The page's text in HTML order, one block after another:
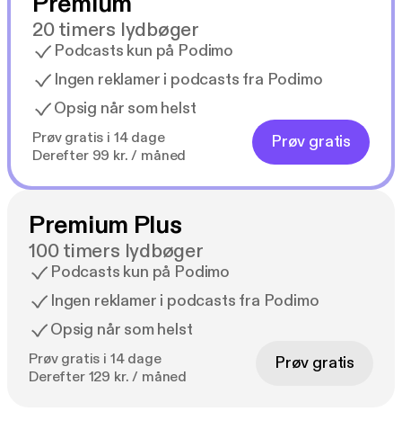
20 timers lydbøger
Podcasts kun på Podimo
Ingen reklamer i podcasts fra Podimo
Opsig når som helst
Prøv gratis i 14 dage
Derefter 99 kr. / måned
Prøv gratis
Premium Plus
100 timers lydbøger
Podcasts kun på Podimo
Ingen reklamer i podcasts fra Podimo
Opsig når som helst
Prøv gratis i 14 dage
Derefter 129 kr. / måned
Prøv gratis